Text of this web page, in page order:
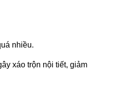
nhiều.
xáo trộn nội tiết, giảm